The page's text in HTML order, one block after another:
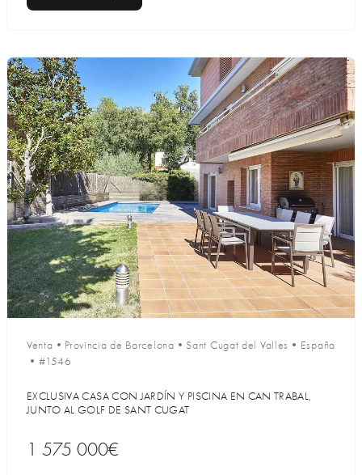
Venta • Provincia de Barcelona • Sant Cugat del Valles • España
• #1546
EXCLUSIVA CASA CON JARDÍN Y PISCINA EN CAN TRABAL,
JUNTO AL GOLF DE SANT CUGAT
1 575 000€